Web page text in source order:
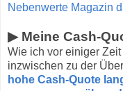
Nebenwerte Magazin
▶ Meine Cash-
Wie ich vor einiger
inzwischen zu der
hohe Cash-Quote